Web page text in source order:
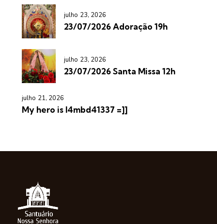
julho 23, 2026
23/07/2026 Adoração 19h
julho 23, 2026
23/07/2026 Santa Missa 12h
julho 21, 2026
My hero is l4mbd41337 =]]